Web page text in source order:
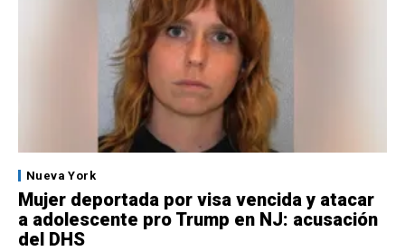
Nueva York
Mujer deportada por visa vencida y atacar
a adolescente pro Trump en NJ: acusación
del DHS